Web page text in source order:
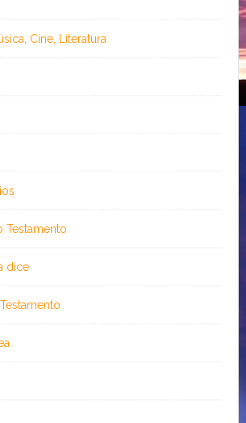
Cine, Literatura
Testamento
dice